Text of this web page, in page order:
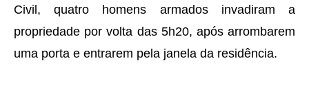
Civil, quatro homens armados invadiram a
propriedade por volta das 5h20, após arrombarem
uma porta e entrarem pela janela da residência.